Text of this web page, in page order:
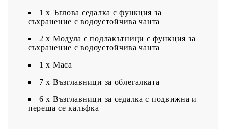
1 x Ъглова седалка с функция за
съхранение с водоустойчива чанта
2 x Модула с подлакътници с функция за
съхранение с водоустойчива чанта
1 х Маса
7 x Възглавници за облегалката
6 x Възглавници за седалка с подвижна и
переща се калъфка